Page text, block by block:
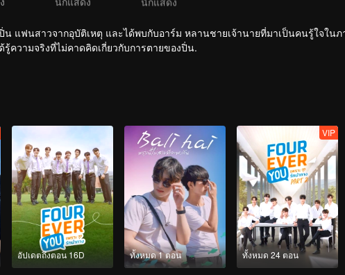
น แฟนสาวจากอุบัติเหตุ และได้พบกับอาร์ม หลานชายเจ้านายที่มาเป็นคนรู้ใจใน
ความจริงที่ไม่คาดคิดเกี่ยวกับการตายของปิ่น.
อัปเดตถึงตอน 16D ทั้งหมด 1 ตอน ทั้งหมด 24 ตอน
VIP